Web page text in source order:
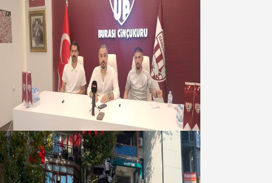
Oğuzbeyi : Transferlerde takımın
geleceğini, kulübün ekonomisini
düşündük